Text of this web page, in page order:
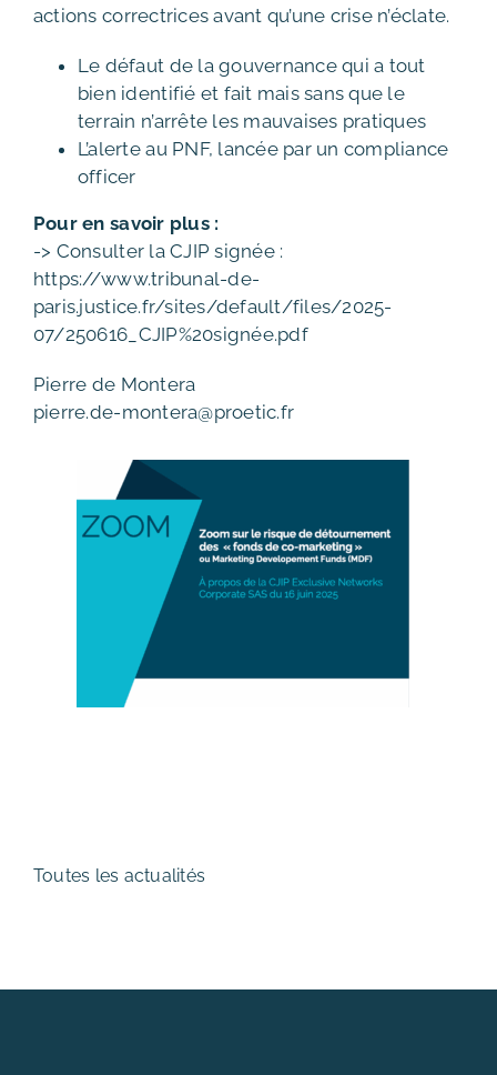
actions correctrices avant qu’une crise n’éclate.
Le défaut de la gouvernance qui a tout
bien identifié et fait mais sans que le
terrain n’arrête les mauvaises pratiques
L’alerte au PNF, lancée par un compliance
officer
Pour en savoir plus :
-> Consulter la CJIP signée :
https://www.tribunal-de-
paris.justice.fr/sites/default/files/2025-
07/250616_CJIP%20signée.pdf
Pierre de Montera
pierre.de-montera@proetic.fr
Toutes les actualités